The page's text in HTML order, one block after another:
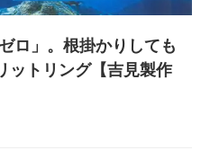
ロ」。根掛かりしても
ットリング【吉見製作